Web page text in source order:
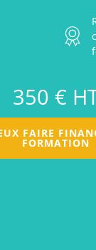
350 €
FAIRE
FORMATION